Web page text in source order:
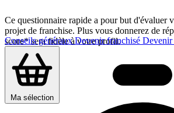
Conseils générauxDevenir franchisé Devenir
Ma sélection
Ce questionnaire rapide a pour but d'évaluer
projet de franchise. Plus vous donnerez de
score* sera fidèle à votre profil.